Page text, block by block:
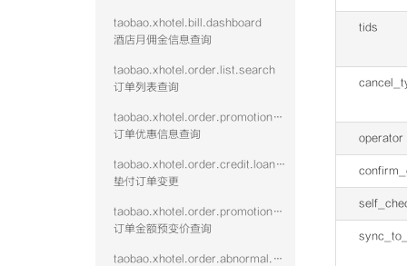
taobao.xhotel.bill.dashboard
酒店月佣金信息查询
taobao.xhotel.order.list.search
订单列表查询
taobao.xhotel.order.promotion.query
订单优惠信息查询
taobao.xhotel.order.credit.loan.update
垫付订单变更
taobao.xhotel.order.promotion.prechange
订单金额预变价查询
taobao.xhotel.order.abnormal.search
tids
operator